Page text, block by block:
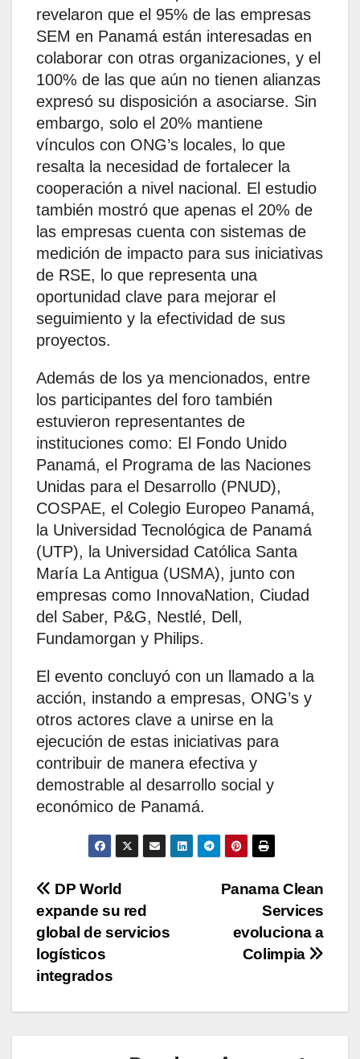
revelaron que el 95% de las empresas
SEM en Panamá están interesadas en
colaborar con otras organizaciones, y el
100% de las que aún no tienen alianzas
expresó su disposición a asociarse. Sin
embargo, solo el 20% mantiene
vínculos con ONG’s locales, lo que
resalta la necesidad de fortalecer la
cooperación a nivel nacional. El estudio
también mostró que apenas el 20% de
las empresas cuenta con sistemas de
medición de impacto para sus iniciativas
de RSE, lo que representa una
oportunidad clave para mejorar el
seguimiento y la efectividad de sus
proyectos.
Además de los ya mencionados, entre
los participantes del foro también
estuvieron representantes de
instituciones como: El Fondo Unido
Panamá, el Programa de las Naciones
Unidas para el Desarrollo (PNUD),
COSPAE, el Colegio Europeo Panamá,
la Universidad Tecnológica de Panamá
(UTP), la Universidad Católica Santa
María La Antigua (USMA), junto con
empresas como InnovaNation, Ciudad
del Saber, P&G, Nestlé, Dell,
Fundamorgan y Philips.
El evento concluyó con un llamado a la
acción, instando a empresas, ONG’s y
otros actores clave a unirse en la
ejecución de estas iniciativas para
contribuir de manera efectiva y
demostrable al desarrollo social y
económico de Panamá.
Navegación
de
entradas
Panama Clean
Services
evoluciona a
Colimpia
DP World
expande su red
global de servicios
logísticos
integrados